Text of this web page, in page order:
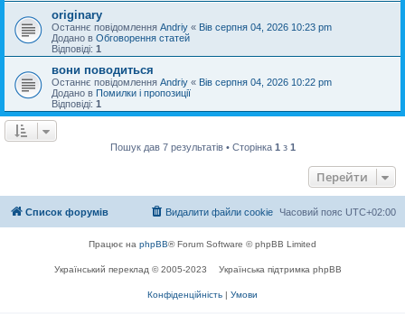
originary
Останнє повідомлення Andriy « Вів серпня 04, 2026 10:23 pm
Додано в Обговорення статей
Відповіді: 1
вони поводиться
Останнє повідомлення Andriy « Вів серпня 04, 2026 10:22 pm
Додано в Помилки і пропозиції
Відповіді: 1
Пошук дав 7 результатів • Сторінка 1 з 1
Перейти
Список форумів Часовий пояс UTC+02:00
Видалити файли cookie
Працює на phpBB® Forum Software © phpBB Limited
Український переклад © 2005-2023 Українська підтримка phpBB
Конфіденційність | Умови